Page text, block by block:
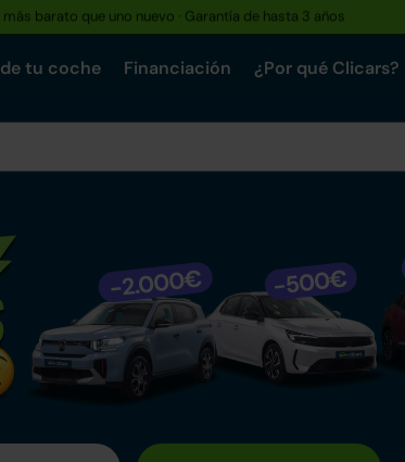
barato que uno nuevo · Garantía de hasta 3 años
tu coche Financiación ¿Por qué Clicars?